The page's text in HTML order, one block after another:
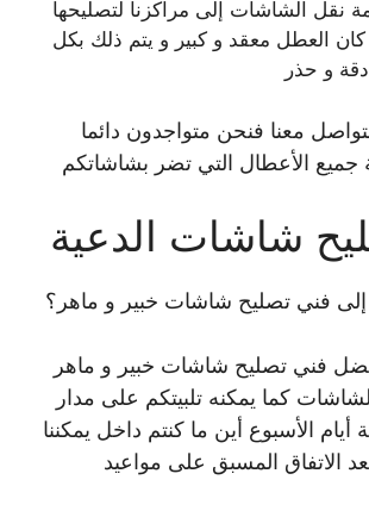
نقل الشاشات إلى مراكزنا لتصليحها
العطل معقد و كبير و يتم ذلك بكل
و حذر
معنا فنحن متواجدون دائما
جميع الأعطال التي تضر بشاشاتكم
شاشات الدعية
فني تصليح شاشات خبير و ماهر؟
أفضل فني تصليح شاشات خبير و ماهر
كما يمكنه تلبيتكم على مدار
أيام الأسبوع أين ما كنتم داخل يمكننا
الاتفاق المسبق على مواعيد